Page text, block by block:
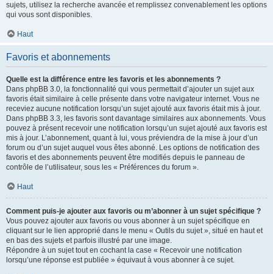
sujets, utilisez la recherche avancée et remplissez convenablement les options
qui vous sont disponibles.
Haut
Favoris et abonnements
Quelle est la différence entre les favoris et les abonnements ?
Dans phpBB 3.0, la fonctionnalité qui vous permettait d’ajouter un sujet aux
favoris était similaire à celle présente dans votre navigateur internet. Vous ne
receviez aucune notification lorsqu’un sujet ajouté aux favoris était mis à jour.
Dans phpBB 3.3, les favoris sont davantage similaires aux abonnements. Vous
pouvez à présent recevoir une notification lorsqu’un sujet ajouté aux favoris est
mis à jour. L’abonnement, quant à lui, vous préviendra de la mise à jour d’un
forum ou d’un sujet auquel vous êtes abonné. Les options de notification des
favoris et des abonnements peuvent être modifiés depuis le panneau de
contrôle de l’utilisateur, sous les « Préférences du forum ».
Haut
Comment puis-je ajouter aux favoris ou m’abonner à un sujet spécifique ?
Vous pouvez ajouter aux favoris ou vous abonner à un sujet spécifique en
cliquant sur le lien approprié dans le menu « Outils du sujet », situé en haut et
en bas des sujets et parfois illustré par une image.
Répondre à un sujet tout en cochant la case « Recevoir une notification
lorsqu’une réponse est publiée » équivaut à vous abonner à ce sujet.